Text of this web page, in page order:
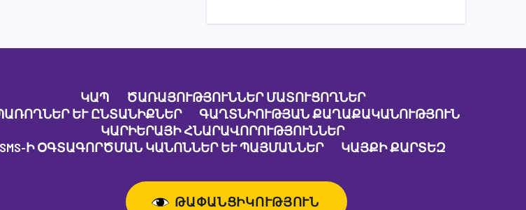
ԿԱՊ
ԾԱՌԱՅՈՒԹՅՈՒՆՆԵՐ ՄԱՏՈՒՑՈՂՆԵՐ
ԵՒ ԸՆՏԱՆԻՔՆԵՐ
ԳԱՂՏՆԻՈՒԹՅԱՆ ՔԱՂԱՔԱԿԱՆՈՒԹՅՈՒՆ
ԿԱՐԻԵՐԱՅԻ ՀՆԱՐԱՎՈՐՈՒԹՅՈՒՆՆԵՐ
SMS-Ի ՕԳՏԱԳՈՐԾՄԱՆ ԿԱՆՈՆՆԵՐ ԵՒ ՊԱՅՄԱՆՆԵՐ
ԿԱՅՔԻ ՔԱՐՏԵԶ
ԹԱՓԱՆՑԻԿՈՒԹՅՈՒՆ